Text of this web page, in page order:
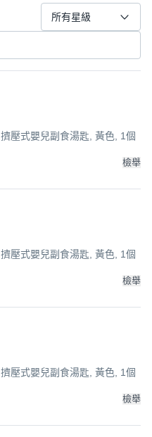
所有星級
壓式嬰兒副食湯匙, 黃色, 1個
檢舉
壓式嬰兒副食湯匙, 黃色, 1個
檢舉
壓式嬰兒副食湯匙, 黃色, 1個
檢舉